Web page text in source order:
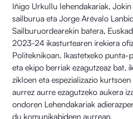
Iñigo Urkullu lehendakariak,
sailburua eta Jorge Arévalo
Sailburuordearekin batera,
2023-24 ikasturtearen irekiera
Politeknikoan. Ikastetxeko punta-
eta ekipo berriak ezagutzeaz bat,
zikloen eta espezializazio
aurrez aurre ezagutzeko aukera
ondoren Lehendakariak
du komunikabideen aurrean.